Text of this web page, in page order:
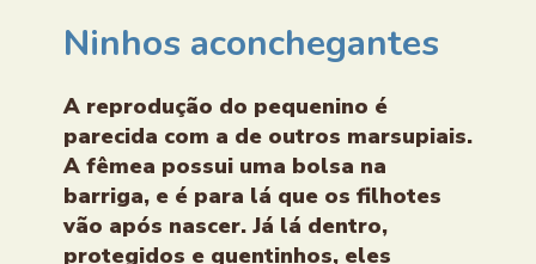
Ninhos aconchegantes
A reprodução do pequenino é
parecida com a de outros marsupiais.
A fêmea possui uma bolsa na
barriga, e é para lá que os filhotes
vão após nascer. Já lá dentro,
protegidos e quentinhos, eles